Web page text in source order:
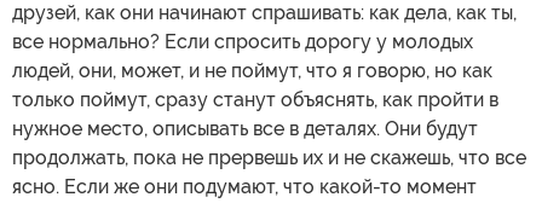
друзей, как они начинают спрашивать: как дела, как ты,
все нормально? Если спросить дорогу у молодых
людей, они, может, и не поймут, что я говорю, но как
только поймут, сразу станут объяснять, как пройти в
нужное место, описывать все в деталях. Они будут
продолжать, пока не прервешь их и не скажешь, что все
ясно. Если же они подумают, что какой-то момент